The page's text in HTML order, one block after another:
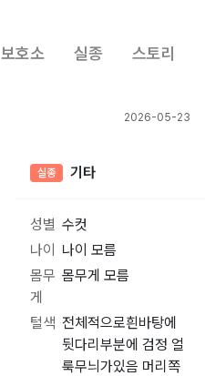
보호소 실종 스토리
2026-05-23
실종 기타
성별 수컷
나이
나이 모름
몸무
게
몸무게 모름
털색 전체적으로흰바탕에
뒷다리부분에 검정 얼
룩무늬가있음 머리쪽